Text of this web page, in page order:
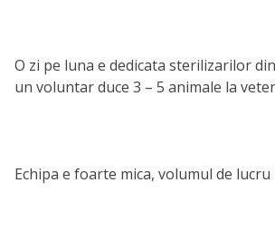
O zi pe luna e dedicata sterilizarilor
un voluntar duce 3 – 5 animale la
Echipa e foarte mica, volumul de lucru